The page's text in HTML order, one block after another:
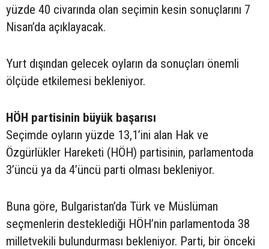
yüzde 40 civarında olan seçimin kesin sonuçlarını 7
Nisan’da açıklayacak.
Yurt dışından gelecek oyların da sonuçları önemli
ölçüde etkilemesi bekleniyor.
HÖH partisinin büyük başarısı
Seçimde oyların yüzde 13,1’ini alan Hak ve
Özgürlükler Hareketi (HÖH) partisinin, parlamentoda
3’üncü ya da 4’üncü parti olması bekleniyor.
Buna göre, Bulgaristan’da Türk ve Müslüman
seçmenlerin desteklediği HÖH’nin parlamentoda 38
milletvekili bulundurması bekleniyor. Parti, bir önceki